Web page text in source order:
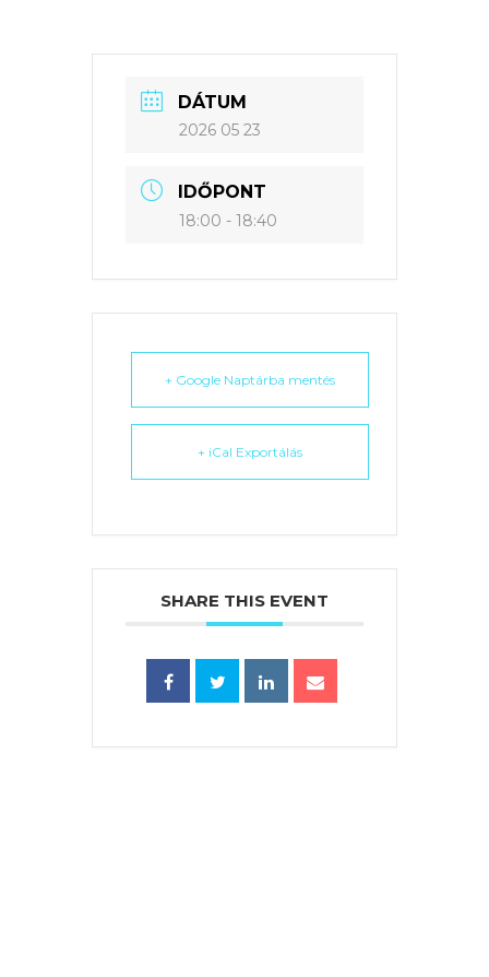
DÁTUM
2026 05 23
IDŐPONT
18:00 - 18:40
+ Google Naptárba mentés
+ iCal Exportálás
SHARE THIS EVENT